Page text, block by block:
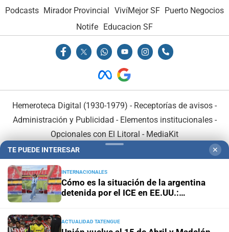
Podcasts Mirador Provincial VivíMejor SF Puerto Negocios
Notife
Educacion SF
Hemeroteca Digital (1930-1979) - Receptorías de avisos -
Administración y Publicidad - Elementos institucionales-
Opcionales con El Litoral - MediaKit
En Asociación con:
TE PUEDE INTERESAR ✕
INTERNACIONALES
Cómo es la situación de la argentina
detenida por el ICE en EE.UU.:
ACTUALIDAD TATENGUE